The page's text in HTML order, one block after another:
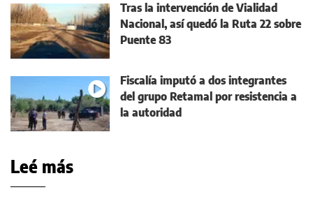
Tras la intervención de Vialidad
Nacional, así quedó la Ruta 22 sobre
Puente 83
Fiscalía imputó a dos integrantes
del grupo Retamal por resistencia a
la autoridad
Leé más